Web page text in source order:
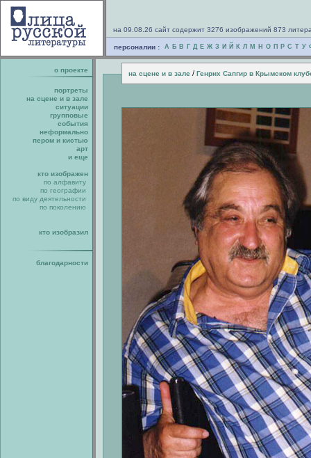
на 09.08.26 сайт содержит 3276 изображений 873
персоналии : А Б В Г Д Е Ж З И Й К Л М Н О П Р С Т У
о проекте на сцене и в зале / Генрих Сапгир в Крымском
портреты
на сцене и в зале
ситуации
групповые
события
неформально
пером и кистью
арт
и еще
кто изображен
по алфавиту
по географии
по виду деятельности
по поколению
кто изобразил
благодарности